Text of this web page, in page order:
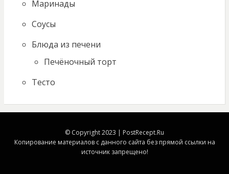
Маринады
Соусы
Блюда из печени
Печёночный торт
Тесто
© Copyright 2023 | PostRecept.Ru
Копирование материалов с данного сайта без прямой ссылки на
источник запрещено!